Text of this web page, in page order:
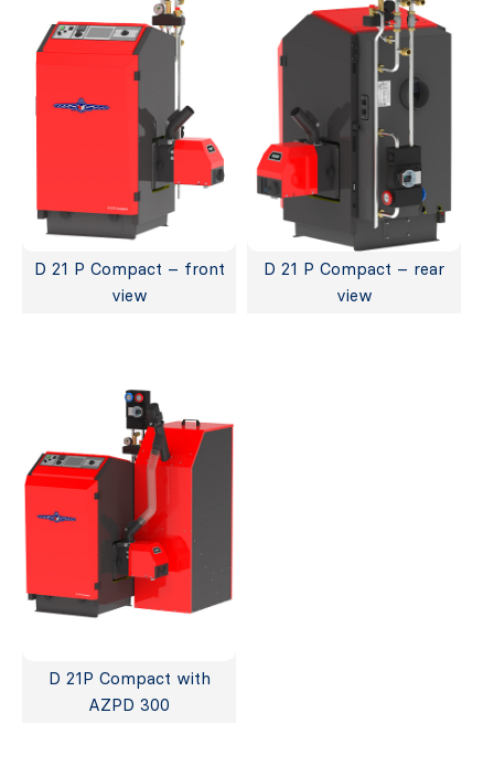
D 21 P Compact – front
view
D 21 P Compact – rear
view
D 21P Compact with
AZPD 300